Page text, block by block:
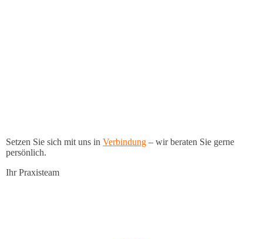
Setzen Sie sich mit uns in Verbindung – wir beraten Sie gerne
persönlich.
Ihr Praxisteam